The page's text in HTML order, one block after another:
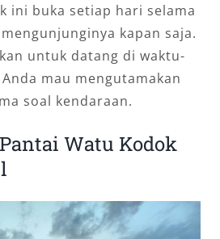
ini buka setiap hari selama
kapan saja.
untuk datang di waktu-
mau mengutamakan
soal kendaraan.
Watu Kodok